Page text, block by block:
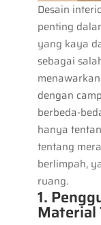
Desain
penting
yang kaya
sebagai
dengan
berbeda-
hanya
tentang
berlimpah,
ruang.
1.
Material